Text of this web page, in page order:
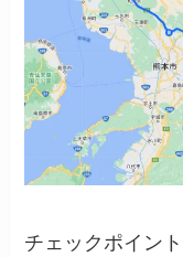
チェックポイン